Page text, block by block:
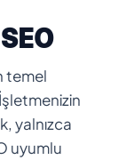
temel
yalnızca
uyumlu